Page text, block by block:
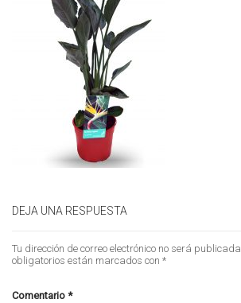
DEJA UNA RESPUESTA
Tu dirección de correo electrónico no será publicada.
obligatorios están marcados con *
Comentario *